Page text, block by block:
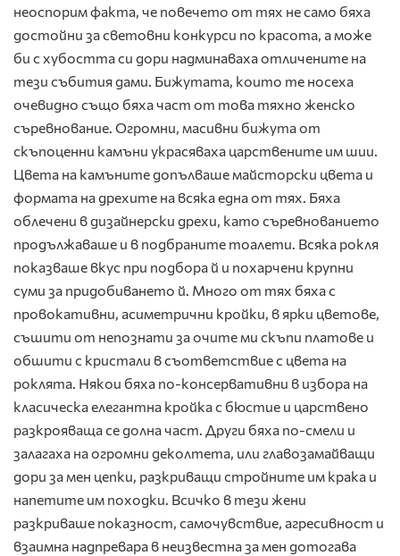
неоспорим факта, че повечето от тях не само бяха
достойни за световни конкурси по красота, а може
би с хубостта си дори надминаваха отличените на
тези събития дами. Бижутата, които те носеха
очевидно също бяха част от това тяхно женско
съревнование. Огромни, масивни бижута от
скъпоценни камъни украсяваха царствените им шии.
Цвета на камъните допълваше майсторски цвета и
формата на дрехите на всяка една от тях. Бяха
облечени в дизайнерски дрехи, като съревнованието
продължаваше и в подбраните тоалети. Всяка рокля
показваше вкус при подбора й и похарчени крупни
суми за придобиването й. Много от тях бяха с
провокативни, асиметрични кройки, в ярки цветове,
съшити от непознати за очите ми скъпи платове и
обшити с кристали в съответствие с цвета на
роклята. Някои бяха по-консервативни в избора на
класическа елегантна кройка с бюстие и царствено
разкрояваща се долна част. Други бяха по-смели и
залагаха на огромни деколтета, или главозамайващи
дори за мен цепки, разкриващи стройните им крака и
напетите им походки. Всичко в тези жени
разкриваше показност, самочувствие, агресивност и
взаимна надпревара в неизвестна за мен дотогава